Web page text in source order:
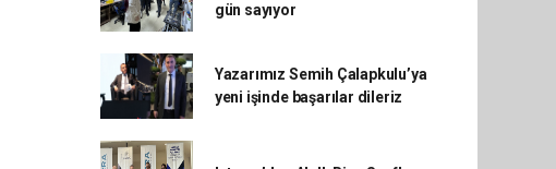
gün sayıyor
Yazarımız Semih Çalapkulu’ya
yeni işinde başarılar dileriz